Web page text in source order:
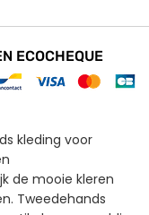
ECOCHEQUE
kleding voor
de mooie kleren
Tweedehands